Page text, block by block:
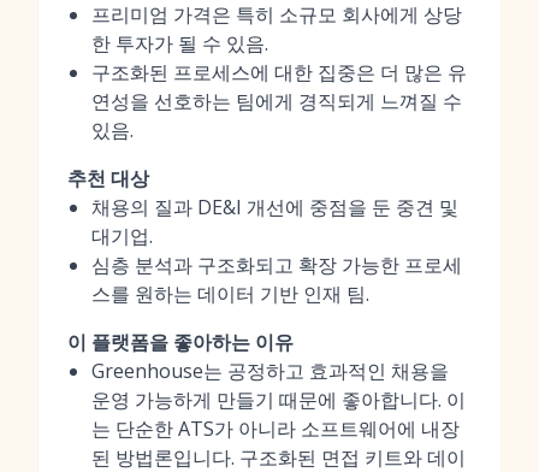
프리미엄 가격은 특히 소규모 회사에게 상당
한 투자가 될 수 있음.
구조화된 프로세스에 대한 집중은 더 많은 유
연성을 선호하는 팀에게 경직되게 느껴질 수
있음.
추천 대상
채용의 질과 DE&I 개선에 중점을 둔 중견 및
대기업.
심층 분석과 구조화되고 확장 가능한 프로세
스를 원하는 데이터 기반 인재 팀.
이 플랫폼을 좋아하는 이유
Greenhouse는 공정하고 효과적인 채용을
운영 가능하게 만들기 때문에 좋아합니다. 이
는 단순한 ATS가 아니라 소프트웨어에 내장
된 방법론입니다. 구조화된 면접 키트와 데이